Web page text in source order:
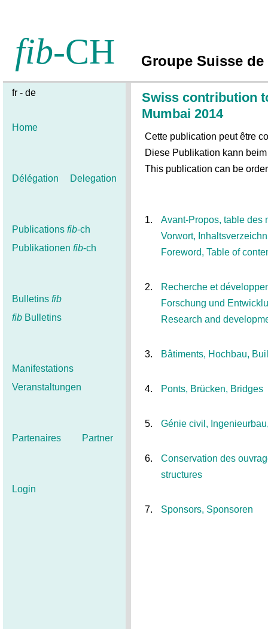
fib-CH Groupe Suisse
fr - de
Home
Délégation Delegation
Publications fib-ch
Publikationen fib-ch
Bulletins fib
fib Bulletins
Manifestations
Veranstaltungen
Partenaires Partner
Login
Swiss contribution
Mumbai 2014
Cette publication peut être
Diese Publikation kann
This publication can be
1.
Avant-Propos, table des
Vorwort,
Foreword, Table of
2.
Recherche et
Forschung und
Research and
3. Bâtiments, Hochbau,
4. Ponts, Brücken, Bridges
5. Génie civil,
6.
Conservation des
structures
7. Sponsors, Sponsoren